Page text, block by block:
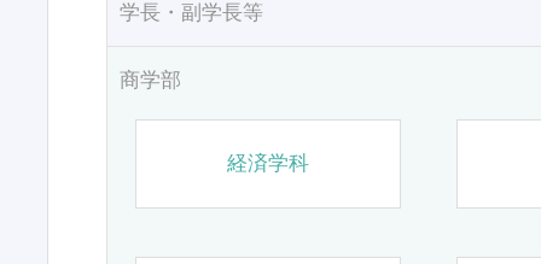
学長・副学長等
商学部
経済学科